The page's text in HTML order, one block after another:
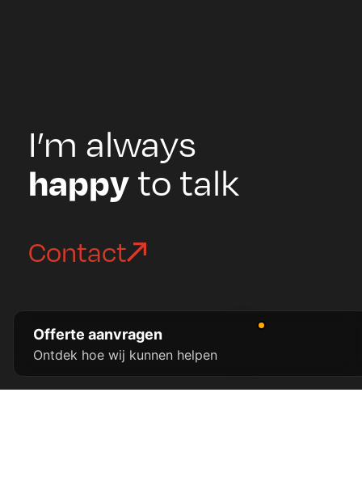
I’m always
happyto talk
Contact
Offerte aanvragen
Ontdek hoe wij kunnen helpen